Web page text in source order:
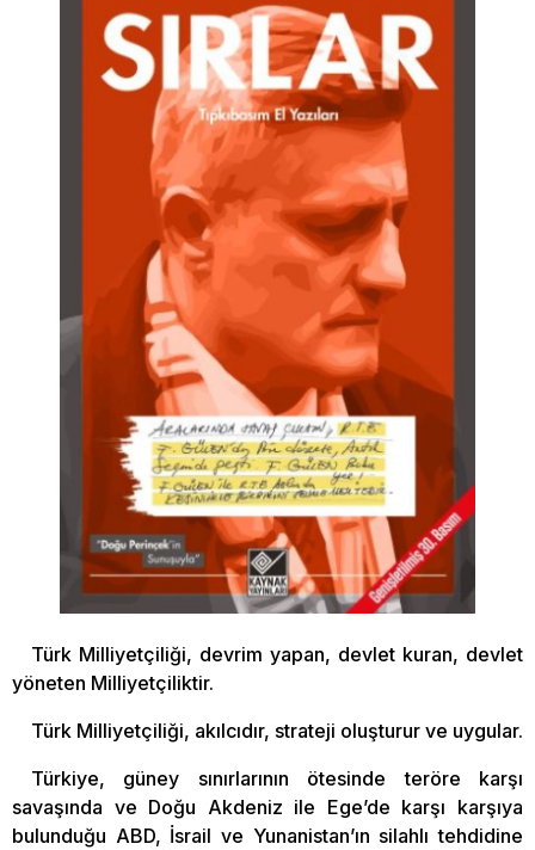
Türk Milliyetçiliği, devrim yapan, devlet kuran, devlet
yöneten Milliyetçiliktir.
Türk Milliyetçiliği, akılcıdır, strateji oluşturur ve uygular.
Türkiye, güney sınırlarının ötesinde teröre karşı
savaşında ve Doğu Akdeniz ile Ege’de karşı karşıya
bulunduğu ABD, İsrail ve Yunanistan’ın silahlı tehdidine